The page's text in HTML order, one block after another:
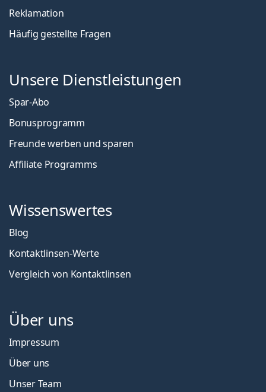
Reklamation
Häufig gestellte Fragen
Unsere Dienstleistungen
Spar-Abo
Bonusprogramm
Freunde werben und sparen
Affiliate Programms
Wissenswertes
Blog
Kontaktlinsen-Werte
Vergleich von Kontaktlinsen
Über uns
Impressum
Über uns
Unser Team